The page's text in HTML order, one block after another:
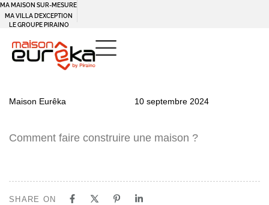
MA MAISON SUR-MESURE
MA VILLA D’EXCEPTION
LE GROUPE PIRAINO
IN:
Maison Eurêka
on:
10 septembre 2024
Comment faire construire une maison ?
SHARE ON